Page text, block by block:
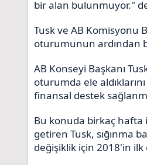
bir alan bulunmuyor."
Tusk ve AB Komisyonu
oturumunun ardından
AB Konseyi Başkanı
oturumda ele
finansal destek
Bu konuda birkaç
getiren Tusk, sığınma
değişiklik için 2018'in